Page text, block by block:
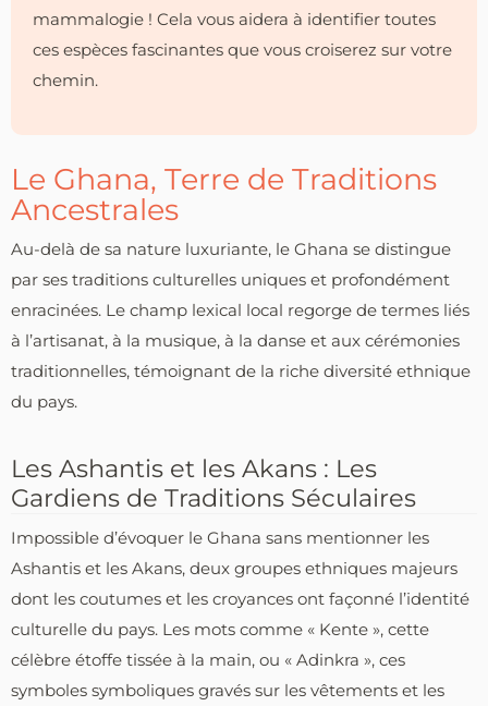
mammalogie ! Cela vous aidera à identifier toutes
ces espèces fascinantes que vous croiserez sur votre
chemin.
Le Ghana, Terre de Traditions
Ancestrales
Au-delà de sa nature luxuriante, le Ghana se distingue
par ses traditions culturelles uniques et profondément
enracinées. Le champ lexical local regorge de termes liés
à l’artisanat, à la musique, à la danse et aux cérémonies
traditionnelles, témoignant de la riche diversité ethnique
du pays.
Les Ashantis et les Akans : Les
Gardiens de Traditions Séculaires
Impossible d’évoquer le Ghana sans mentionner les
Ashantis et les Akans, deux groupes ethniques majeurs
dont les coutumes et les croyances ont façonné l’identité
culturelle du pays. Les mots comme « Kente », cette
célèbre étoffe tissée à la main, ou « Adinkra », ces
symboles symboliques gravés sur les vêtements et les